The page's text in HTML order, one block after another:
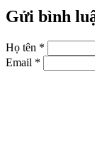
Gửi bình
Họ tên *
Email *